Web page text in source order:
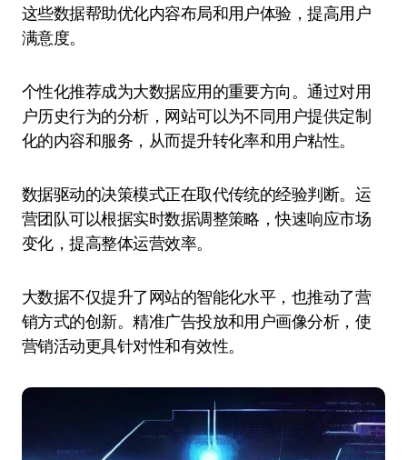
这些数据帮助优化内容布局和用户体验，提高用户
满意度。
个性化推荐成为大数据应用的重要方向。通过对用
户历史行为的分析，网站可以为不同用户提供定制
化的内容和服务，从而提升转化率和用户粘性。
数据驱动的决策模式正在取代传统的经验判断。运
营团队可以根据实时数据调整策略，快速响应市场
变化，提高整体运营效率。
大数据不仅提升了网站的智能化水平，也推动了营
销方式的创新。精准广告投放和用户画像分析，使
营销活动更具针对性和有效性。